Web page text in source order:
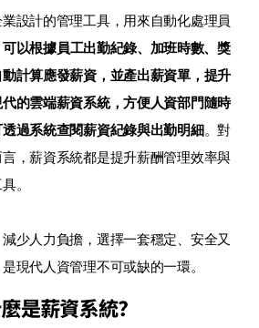
設計的管理工具，用來自動化處理員
可以根據員工出勤紀錄、加班時數、獎
計算應發薪資，並產出薪資單，提升
的雲端薪資系統，方便人資部門隨時
過系統查閱薪資紀錄與出勤明細。對
，薪資系統都是提升薪酬管理效率與
。
少人力負擔，選擇一套穩定、安全又
現代人資管理不可或缺的一環。